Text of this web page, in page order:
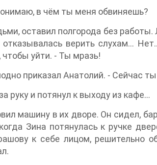
в чём ты меня обвиняешь?
оставил полгорода без
верить слухам…
уйти. - Ты мразь!
приказал Анатолий. - Сейчас
руку и потянул к выходу из кафе…
машину в их дворе. Он сидел,
Зина потянулась к ручке
к себе лицом, решительно